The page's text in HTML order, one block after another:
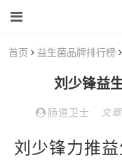
首页 益生菌品牌排行榜
刘少锋益
肠道卫士 文
刘少锋力推